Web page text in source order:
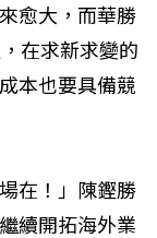
愈大，而華勝
在求新求變的
本也要具備競
在！」陳鏗勝
續開拓海外業